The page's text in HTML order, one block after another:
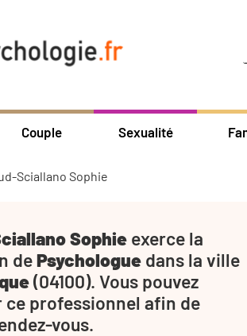
Couple Sexualité
Sciallano Sophie
Sophie exerce la
dePsychologue dans la ville
(04100). Vous pouvez
professionnel afin de
vous.